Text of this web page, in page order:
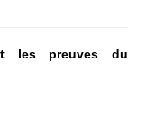
les preuves du